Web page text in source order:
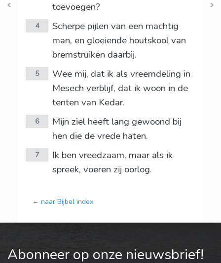
toevoegen?
4
Scherpe pijlen van een machtig
man, en gloeiende houtskool van
bremstruiken daarbij.
5
Wee mij, dat ik als vreemdeling in
Mesech verblijf, dat ik woon in de
tenten van Kedar.
6
Mijn ziel heeft lang gewoond bij
hen die de vrede haten.
7
Ik ben vreedzaam, maar als ik
spreek, voeren zij oorlog.
← naar Bijbel index
Abonneer op onze nieuwsbrief!